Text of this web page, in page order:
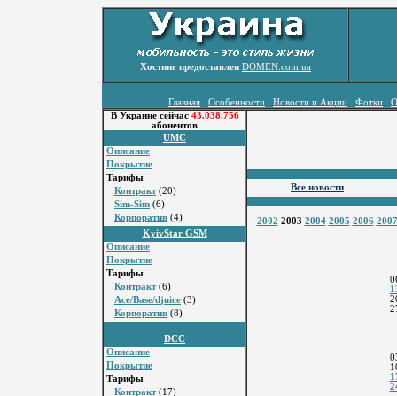
Хостинг предоставлен DOMEN.com.ua
Главная Особенности Новости и Акции Фотки
В Украине сейчас 43.038.756
абонентов
UMC
Описание
Покрытие
Тарифы
Контракт(20)
Sim-Sim (6)
Корпоратив (4)
KyivStar GSM
Описание
Покрытие
Тарифы
Контракт(6)
Ace/Base/djuice (3)
Корпоратив (8)
DCC
Описание
Покрытие
Тарифы
Контракт(17)
Все новости
2002 2003 2004 2005 2006 2007